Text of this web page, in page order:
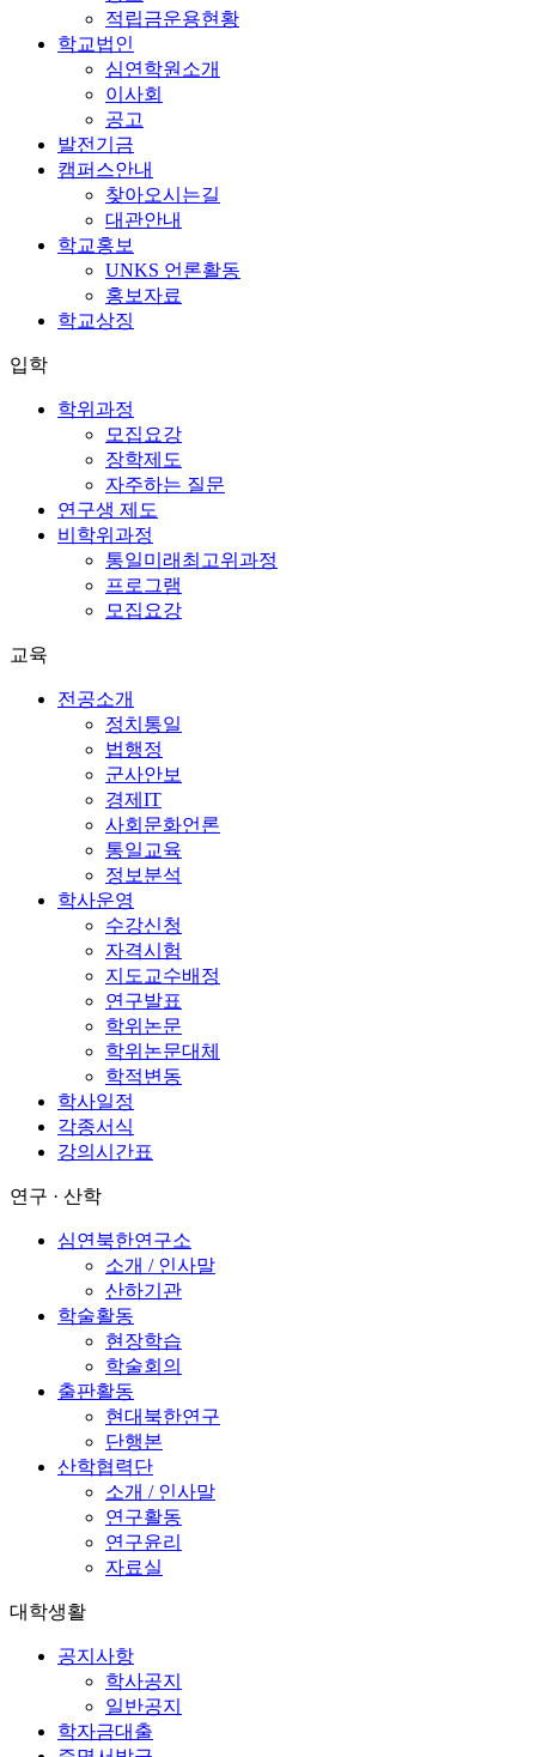
적립금운용현황
학교법인
심연학원소개
이사회
공고
발전기금
캠퍼스안내
찾아오시는길
대관안내
학교홍보
UNKS 언론활동
홍보자료
학교상징
입학
학위과정
모집요강
장학제도
자주하는 질문
연구생 제도
비학위과정
통일미래최고위과정
프로그램
모집요강
교육
전공소개
정치통일
법행정
군사안보
경제IT
사회문화언론
통일교육
정보분석
학사운영
수강신청
자격시험
지도교수배정
연구발표
학위논문
학위논문대체
학적변동
학사일정
각종서식
강의시간표
연구 · 산학
심연북한연구소
소개 / 인사말
산하기관
학술활동
현장학습
학술회의
출판활동
현대북한연구
단행본
산학협력단
소개 / 인사말
연구활동
연구윤리
자료실
대학생활
공지사항
학사공지
일반공지
학자금대출